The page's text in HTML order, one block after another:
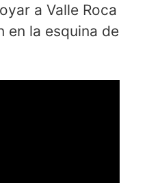
a Valle Roca
en la esquina de